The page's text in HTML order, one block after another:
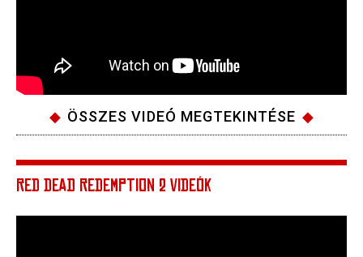
ÖSSZES VIDEÓ MEGTEKINTÉSE
RED DEAD REDEMPTION 2 VIDEÓK